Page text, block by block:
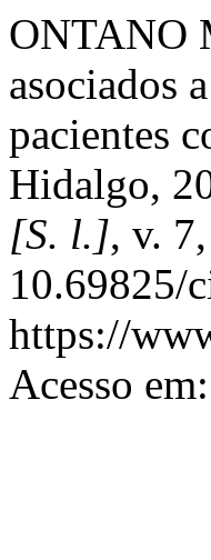
ONTANO
asociados
pacientes
Hidalgo,
[S. l.], v.
10.69825/
https://
Acesso